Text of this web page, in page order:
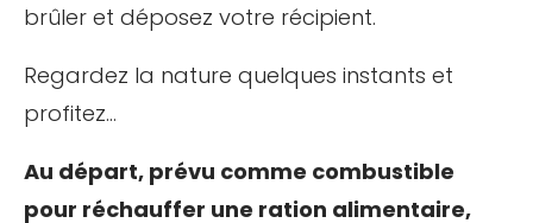
brûler et déposez votre récipient.
Regardez la nature quelques instants et
profitez…
Au départ, prévu comme combustible
pour réchauffer une ration alimentaire,